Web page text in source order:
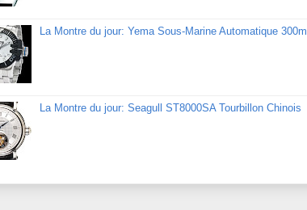
La Montre du jour: Yema Sous-Marine Automatique 300m
La Montre du jour: Seagull ST8000SA Tourbillon Chinois